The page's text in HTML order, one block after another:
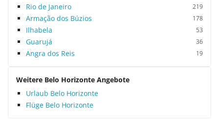
Rio de Janeiro 219
Armação dos Búzios 178
Ilhabela 53
Guarujá 36
Angra dos Reis 19
Weitere Belo Horizonte Angebote
Urlaub Belo Horizonte
Flüge Belo Horizonte